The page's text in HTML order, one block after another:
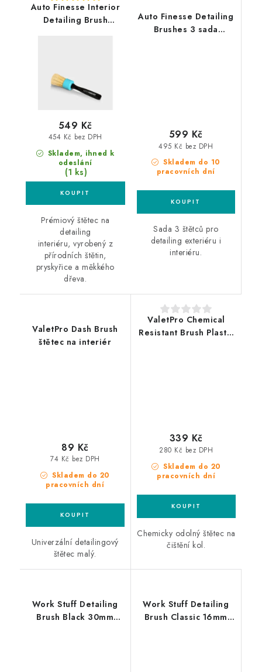
Auto Finesse Interior
Detailing Brush
Skladem, ihned k
odeslání
(1 ks)
454 Kč bez DPH
549 Kč
Prémiový štětec na
detailing
interiéru, vyrobený z
přírodních štětin,
pryskyřice a měkkého
dřeva.
Auto Finesse Detailing
Brushes 3 sada
Skladem do 10
pracovních dní
495 Kč bez DPH
599 Kč
Sada 3 štětců pro
detailing exteriéru i
interiéru.
ValetPro Dash Brush
štětec na interiér
Skladem do 20
pracovních dní
74 Kč bez DPH
89 Kč
Univerzální detailingový
štětec malý.
ValetPro Chemical
Resistant Brush Plastic
Skladem do 20
pracovních dní
280 Kč bez DPH
339 Kč
Chemicky odolný štětec na
čištění kol.
Work Stuff Detailing
Brush Black 30mm
Work Stuff Detailing
Brush Classic 16mm